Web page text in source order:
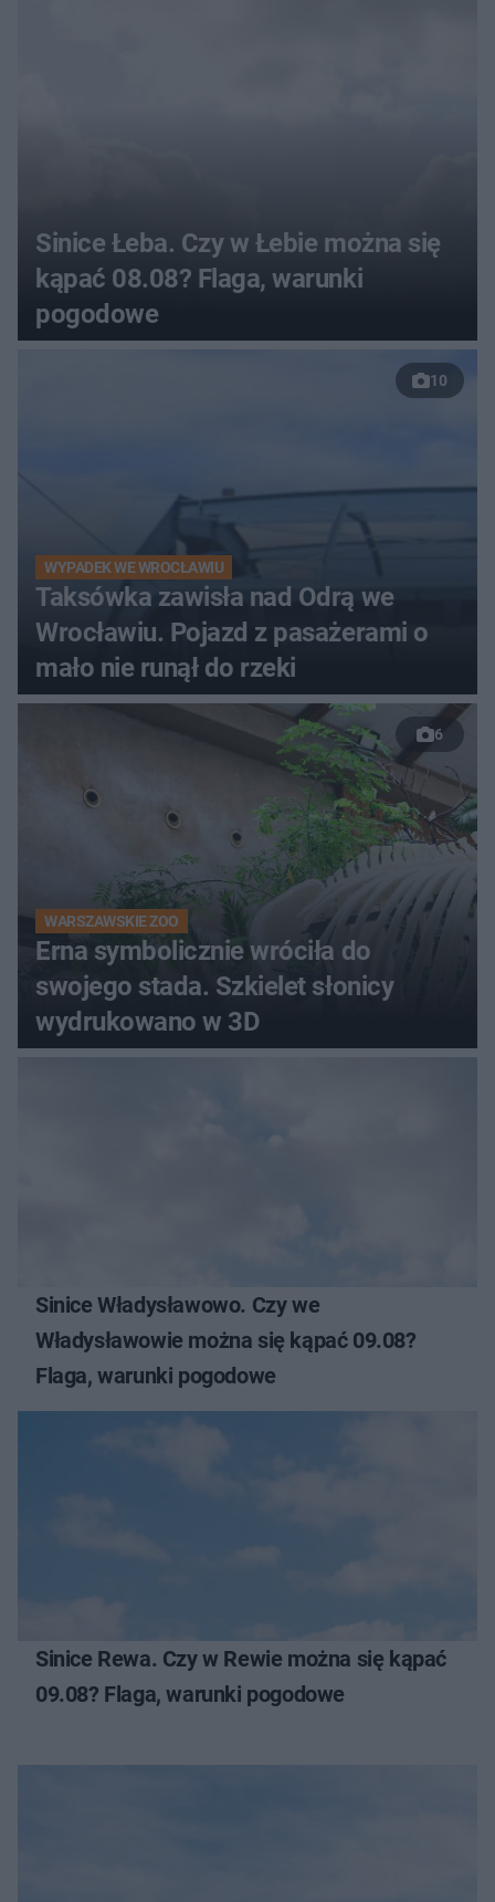
Sinice Łeba. Czy w Łebie można się
kąpać 08.08? Flaga, warunki
pogodowe
10
WYPADEK WE WROCŁAWIU
Taksówka zawisła nad Odrą we
Wrocławiu. Pojazd z pasażerami o
mało nie runął do rzeki
6
WARSZAWSKIE ZOO
Erna symbolicznie wróciła do
swojego stada. Szkielet słonicy
wydrukowano w 3D
Sinice Władysławowo. Czy we
Władysławowie można się kąpać 09.08?
Flaga, warunki pogodowe
Sinice Rewa. Czy w Rewie można się kąpać
09.08? Flaga, warunki pogodowe